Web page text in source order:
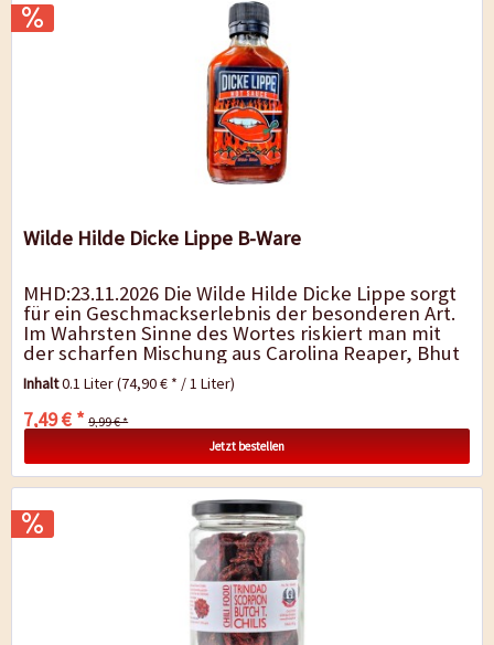
Wilde Hilde Dicke Lippe B-Ware
MHD:23.11.2026 Die Wilde Hilde Dicke Lippe sorgt
für ein Geschmackserlebnis der besonderen Art.
Im Wahrsten Sinne des Wortes riskiert man mit
der scharfen Mischung aus Carolina Reaper, Bhut
Jolokia und Trinidad Scorpion...
Inhalt0.1 Liter(74,90 € * / 1 Liter)
7,49 € * 9,99 € *
Jetzt bestellen